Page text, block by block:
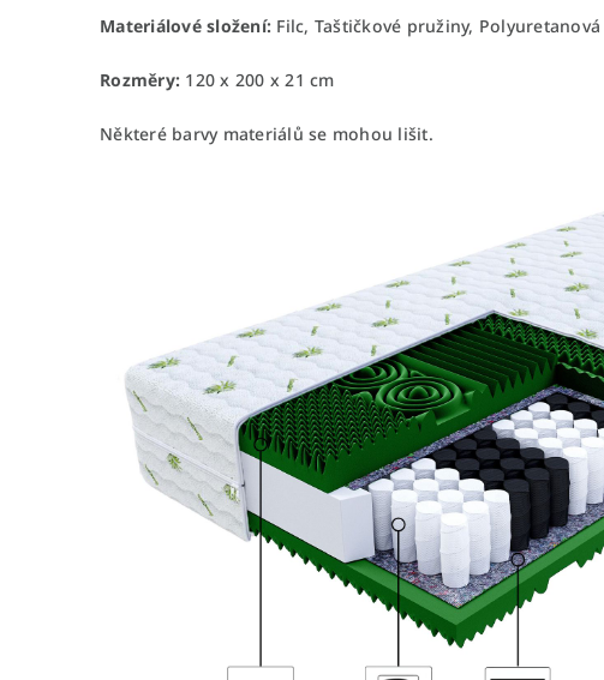
Materiálové složení: Filc, Taštičkové pružiny,
Rozměry: 120 x 200 x 21 cm
Některé barvy materiálů se mohou lišit.